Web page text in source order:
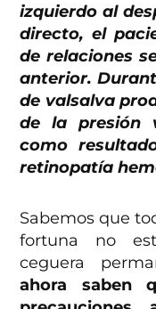
izquierdo al
directo, el
de relaciones
anterior.
de valsalva
de la presión
como
retinopatía
Sabemos que
fortuna no
ceguera
ahora saben